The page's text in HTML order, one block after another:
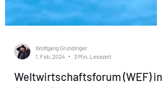
Wolfgang Gründinger